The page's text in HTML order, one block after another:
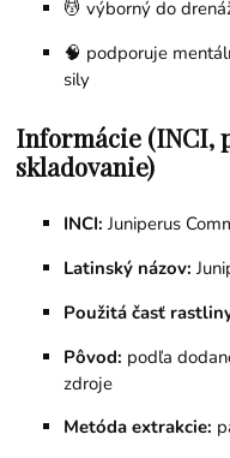
💆 výborný do
🧠 podporuje
sily
Informácie (INCI,
skladovanie)
INCI: Juniperus
Latinský názov:
Použitá časť
Pôvod: podľa
zdroje
Metóda extrakcie: